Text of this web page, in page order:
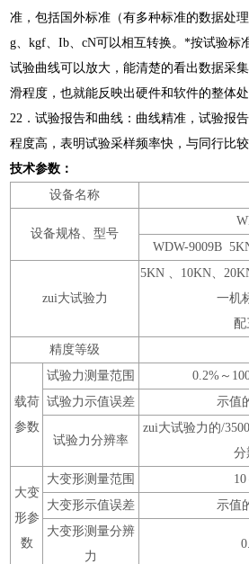
准，包括国外标准（有多种标准的数据处
g、kgf、Ib、cN可以相互转换。*按试验标
试验曲线可以放大，能清楚的看出数据采
滑程度，也就能反映出硬件和软件的整体处
22．试验报告和曲线：曲线精准，试验报
程度高，表明试验采样频率快，与同行比较
技术参数：
设备名称
设备规格、型号
WDW-9009B
zui大试验力
5KN 、10KN、
一机标配一
配
精度等级
载荷
参数
试验力测量范围
0.2%～
试验力示值误差
示值
试验力分辨率
zui大试验力的/
分
大变
形参
数
大变形测量范围
大变形示值误差
示值
大变形测量分辨
力